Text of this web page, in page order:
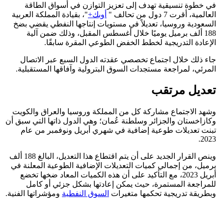
في خطوة تنسيقية تهدف إلى تعزيز التوازن في أسواق الطاقة
العالمية، أقرت 7 دول من تحالف "
أوبك+"، بقيادة المملكة العربية
السعودية وروسيا، تعديلاً في مستويات إنتاجها النفطي يقضي بضخ
188 ألف برميل يوميًا خلال أغسطس المقبل، وذلك ضمن آلية
الإعادة التدريجية لخطط الخفض الطوعي المقرة سابقًا.
جاء ذلك خلال اجتماع تخصصي عقدته الدول السبع عبر الاتصال
المرئي، لمراجعة مستجدات السوق البترولية وآفاقها المستقبلية.
تعديل مرتقب
وشهد الاجتماع مشاركة كل من المملكة وروسيا والعراق والكويت
وكازاخستان والجزائر وسلطنة عُمان؛ وهي الدول ذاتها التي سبق أن
تبنت تعديلات طوعية إضافية في شهري أبريل ونوفمبر من عام
2023.
وينص القرار الجديد على أن يتم اقتطاع هذا التعديل، البالغ 188 ألف
برميل، من إجمالي كميات التعديلات الإضافية الطوعية المعلنة في
أبريل 2023، مع التأكيد على أن هذه الكميات المعاد ضخها تخضع
للمراجعة المستمرة، حيث يمكن إعادتها بشكل جزئي أو كامل
وبطريقة تدريجية تحكمها متغيرات السوق النفطيةومؤشراتها الفنية.